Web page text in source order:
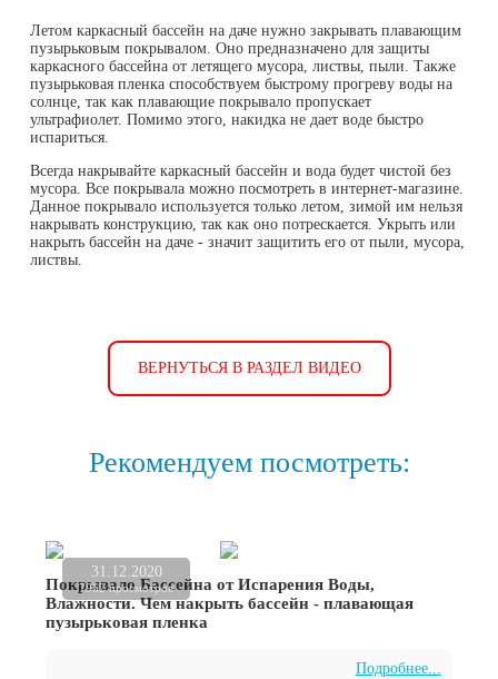
Летом каркасный бассейн на даче нужно закрывать плавающим
пузырьковым покрывалом. Оно предназначено для защиты
каркасного бассейна от летящего мусора, листвы, пыли. Также
пузырьковая пленка способствуем быстрому прогреву воды на
солнце, так как плавающие покрывало пропускает
ультрафиолет. Помимо этого, накидка не дает воде быстро
испариться.
Всегда накрывайте каркасный бассейн и вода будет чистой без
мусора. Все покрывала можно посмотреть в интернет-магазине.
Данное покрывало используется только летом, зимой им нельзя
накрывать конструкцию, так как оно потрескается. Укрыть или
накрыть бассейн на даче - значит защитить его от пыли, мусора,
листвы.
ВЕРНУТЬСЯ В РАЗДЕЛ ВИДЕО
Рекомендуем посмотреть:
31.12.2020
7962 просмотров
Покрывало Бассейна от Испарения Воды,
Влажности. Чем накрыть бассейн - плавающая
пузырьковая пленка
Подробнее...